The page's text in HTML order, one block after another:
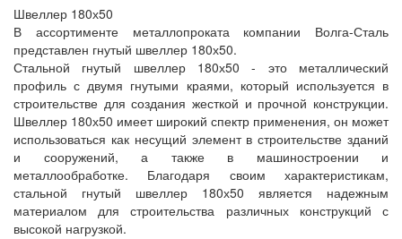
Швеллер 180х50
В ассортименте металлопроката компании Волга-Сталь
представлен гнутый швеллер 180х50.
Стальной гнутый швеллер 180х50 - это металлический
профиль с двумя гнутыми краями, который используется в
строительстве для создания жесткой и прочной конструкции.
Швеллер 180х50 имеет широкий спектр применения, он может
использоваться как несущий элемент в строительстве зданий
и сооружений, а также в машиностроении и
металлообработке. Благодаря своим характеристикам,
стальной гнутый швеллер 180х50 является надежным
материалом для строительства различных конструкций с
высокой нагрузкой.